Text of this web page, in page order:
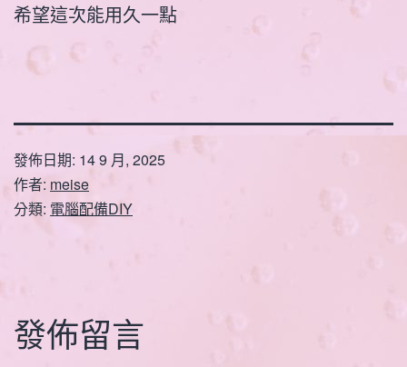
希望這次能用久一點
發佈日期: 14 9 月, 2025
作者: meise
分類: 電腦配備DIY
發佈留言